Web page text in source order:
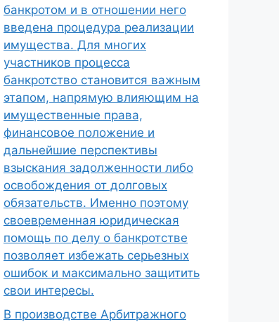
банкротом и в отношении него
введена процедура реализации
имущества. Для многих
участников процесса
банкротство становится важным
этапом, напрямую влияющим на
имущественные права,
финансовое положение и
дальнейшие перспективы
взыскания задолженности либо
освобождения от долговых
обязательств. Именно поэтому
своевременная юридическая
помощь по делу о банкротстве
позволяет избежать серьезных
ошибок и максимально защитить
свои интересы.
В производстве Арбитражного